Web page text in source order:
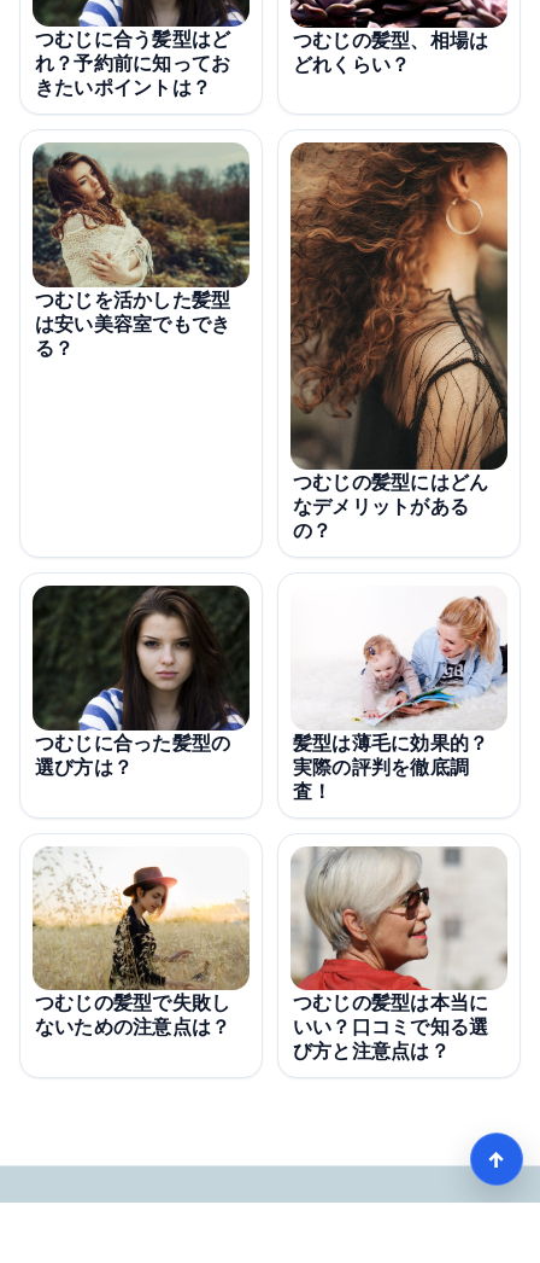
つむじに合う髪型はど
れ？予約前に知ってお
きたいポイントは？
つむじの髪型、相場は
どれくらい？
つむじを活かした髪型
は安い美容室でもでき
る？
つむじの髪型にはどん
なデメリットがある
の？
つむじに合った髪型の
選び方は？
髪型は薄毛に効果的？
実際の評判を徹底調
査！
つむじの髪型で失敗し
ないための注意点は？
つむじの髪型は本当に
いい？口コミで知る選
び方と注意点は？
↑